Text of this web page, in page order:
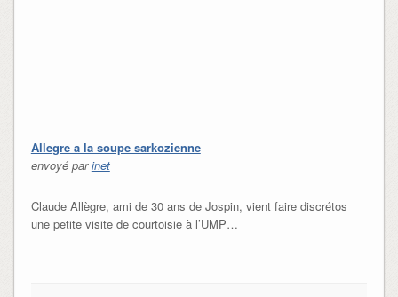
Allegre a la soupe sarkozienne
envoyé parinet
Claude Allègre, ami de 30 ans de Jospin, vient faire discrétos
une petite visite de courtoisie à l’UMP…